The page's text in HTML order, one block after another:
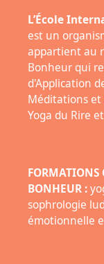
L’École
est un
appartient au
Bonheur qui
d'Application
Méditations et
Yoga du Rire
FORMATIONS
BONHEUR :
sophrologie
émotionnelle